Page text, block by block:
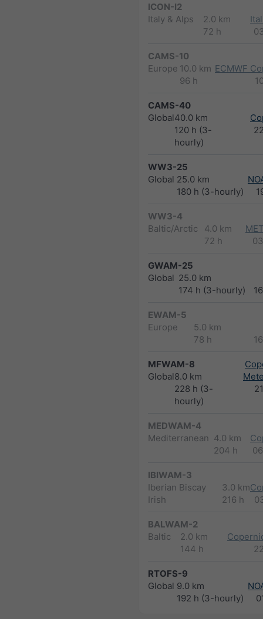
ICON-I2
Italy & Alps
2.0 km
72 h
CAMS-10
Europe 10.0 km
96 h
ECMWF
CAMS-40
Global40.0 km
120 h (3-
hourly)
WW3-25
Global 25.0 km
180 h (3-hourly)
WW3-4
Baltic/Arctic
4.0 km
72 h
GWAM-25
Global 25.0 km
174 h (3-hourly)
EWAM-5
Europe
5.0 km
78 h
MFWAM-8
Global8.0 km
228 h (3-
hourly)
MEDWAM-4
Mediterranean 4.0 km
204 h
IBIWAM-3
Iberian Biscay
Irish
3.0 km
216 h
BALWAM-2
Baltic
2.0 km
144 h
RTOFS-9
Global 9.0 km
192 h (3-hourly)